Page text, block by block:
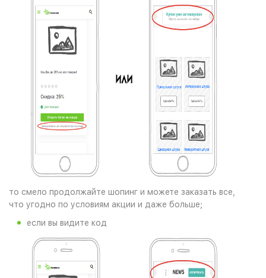
то смело продолжайте шопинг и можете заказать все,
что угодно по условиям акции и даже больше;
если вы видите код